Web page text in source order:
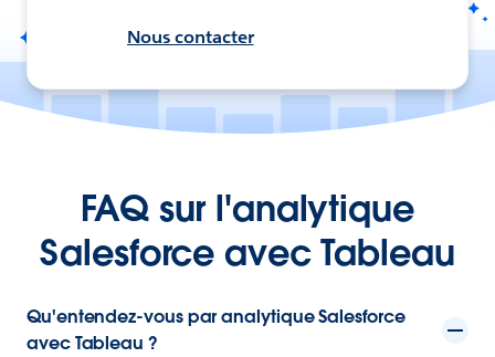
Nous contacter
FAQ sur l'analytique
Salesforce avec Tableau
Qu'entendez-vous par analytique Salesforce
avec Tableau ?